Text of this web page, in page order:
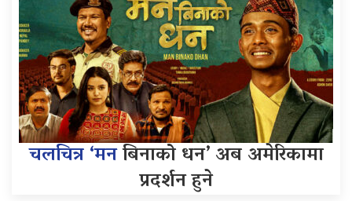
चलचित्र ‘मनबिनाको धन’ अब अमेरिकामा
प्रदर्शन हुने